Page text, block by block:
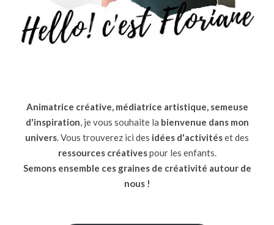
Animatrice créative, médiatrice artistique, semeuse
d'inspiration, je vous souhaite la bienvenue dans mon
univers. Vous trouverez ici des idées d'activitéset des
ressources créativespour les enfants.
Semons ensemble ces graines de créativité autour de
nous !